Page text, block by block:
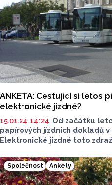
ANKETA: Cestující si letos
elektronické jízdné?
15.01.24 14:24 Od začátku
papírových jízdních dokladů v
Elektronické jízdné toto
jízdenky, nebo elektronické?
dotkne? Donutí je navýšení
mobil? Ptali jsme se přímo
Společnost Ankety